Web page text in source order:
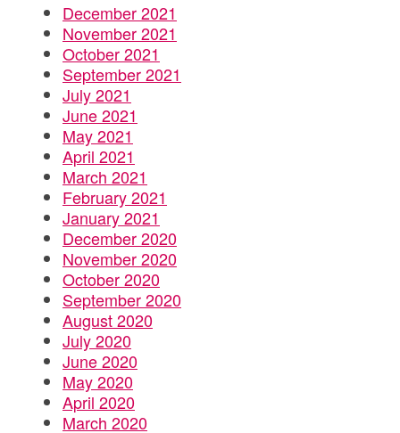
December 2021
November 2021
October 2021
September 2021
July 2021
June 2021
May 2021
April 2021
March 2021
February 2021
January 2021
December 2020
November 2020
October 2020
September 2020
August 2020
July 2020
June 2020
May 2020
April 2020
March 2020